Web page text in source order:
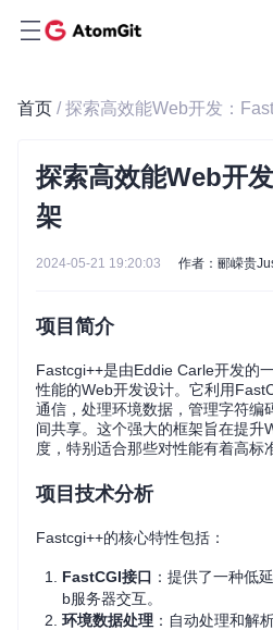
首页 / 探索高效能Web开发：
探索高效能Web开
架
2024-05-21 19:20:03 作者：郦嵘贵
项目简介
Fastcgi++是由Eddie Carle开发的
性能的Web开发设计。它利用
通信，处理环境数据，管理字符编
间共享。这个强大的框架旨在提升
度，特别适合那些对性能有着高标
项目技术分析
Fastcgi++的核心特性包括：
FastCGI接口 ：提供了一种低
b服务器交互。
环境数据处理 ：自动处理和解